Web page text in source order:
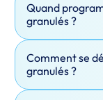
Quand
granulés ?
Comment se
granulés ?